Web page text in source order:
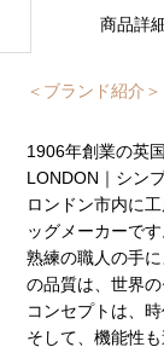
商品詳
＜ブランド紹介＞
1906年創業の英
LONDON｜シン
ロンドン市内に
ッグメーカーです
熟練の職人の手
の品質は、世界
コンセプトは、
そして、機能性